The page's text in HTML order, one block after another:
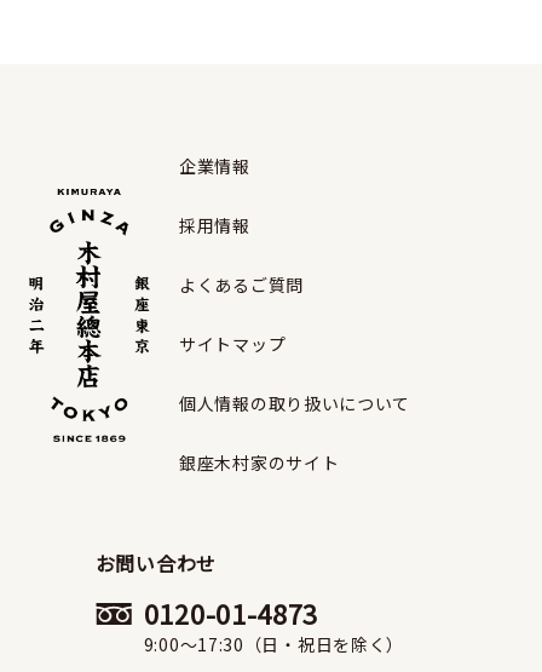
企業情報
採用情報
よくあるご質問
サイトマップ
個人情報の取り扱いについて
銀座木村家のサイト
お問い合わせ
0120-01-4873
9:00〜17:30（日・祝日を除く）